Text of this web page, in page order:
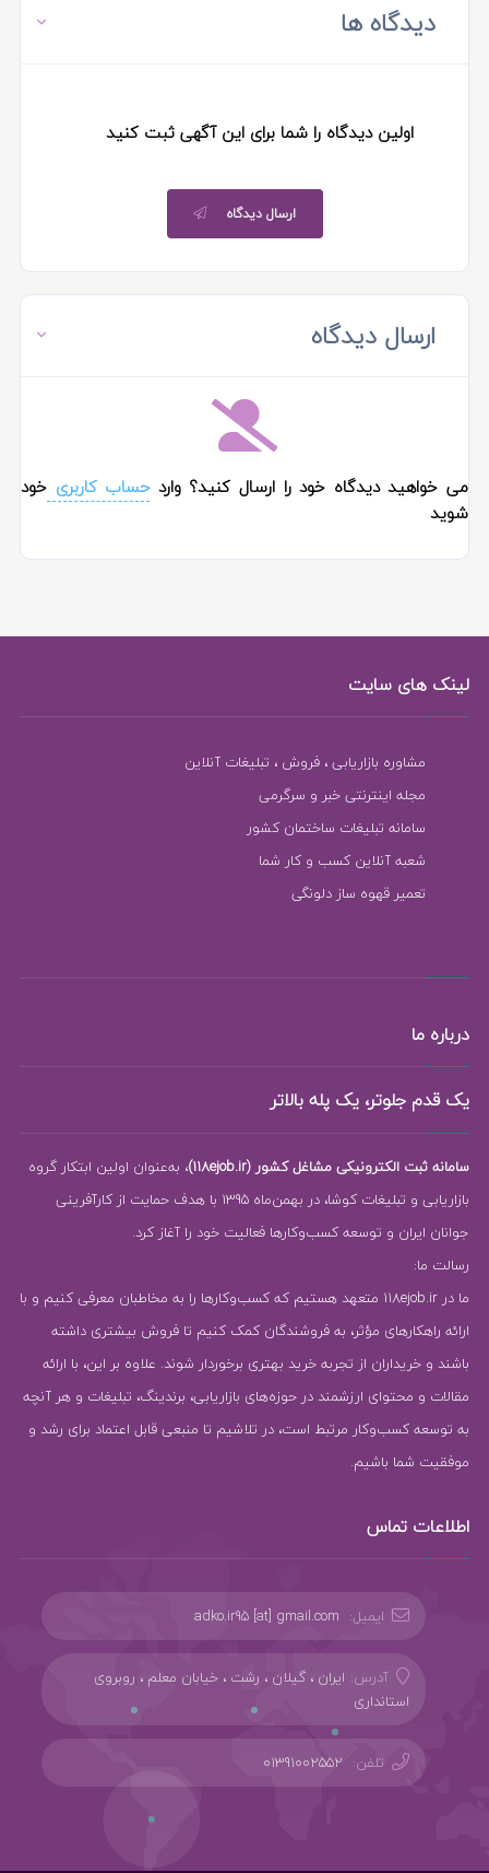
دیدگاه ها
اولین دیدگاه را شما برای این آگهی ثبت کنید
ارسال دیدگاه
ارسال دیدگاه
می خواهید دیدگاه خود را ارسال کنید؟ واردحساب کاربریخود
شوید
لینک های سایت
مشاوره بازاریابی ، فروش ، تبلیغات آنلاین
مجله اینترنتی خبر و سرگرمی
سامانه تبلیغات ساختمان کشور
شعبه آنلاین کسب و کار شما
تعمیر قهوه ساز دلونگی
درباره ما
یک قدم جلوتر، یک پله بالاتر
سامانه ثبت الکترونیکی مشاغل کشور (118ejob.ir)
، به‌عنوان اولین ابتکار گروه
بازاریابی و تبلیغات کوشا، در بهمن‌ماه 1395 با هدف حمایت از کارآفرینی
جوانان ایران و توسعه کسب‌وکارها فعالیت خود را آغاز کرد.
رسالت ما:
ما در 118ejob.ir متعهد هستیم که کسب‌وکارها را به مخاطبان معرفی کنیم و با
ارائه راهکارهای مؤثر، به فروشندگان کمک کنیم تا فروش بیشتری داشته
باشند و خریداران از تجربه خرید بهتری برخوردار شوند. علاوه بر این، با ارائه
مقالات و محتوای ارزشمند در حوزه‌های بازاریابی، برندینگ، تبلیغات و هر آنچه
به توسعه کسب‌وکار مرتبط است، در تلاشیم تا منبعی قابل اعتماد برای رشد و
موفقیت شما باشیم.
اطلاعات تماس
ایمیل: adko.ir95 [at] gmail.com
آدرس: ایران ، گیلان ، رشت ، خیابان معلم ، روبروی
استانداری
تلفن: 01391002552